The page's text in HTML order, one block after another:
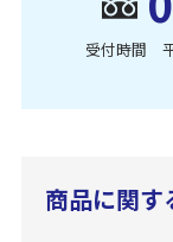
受付時間
商品に関す